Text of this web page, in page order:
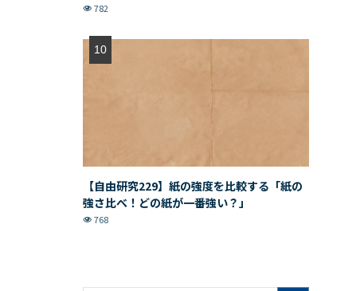
782
【自由研究229】紙の強度を比較する「紙の
強さ比べ！どの紙が一番強い？」
768